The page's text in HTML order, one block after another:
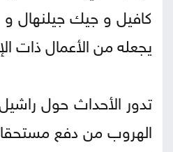
يجعله من الأعمال ذات
تدور الأحداث حول
الهروب من دفع